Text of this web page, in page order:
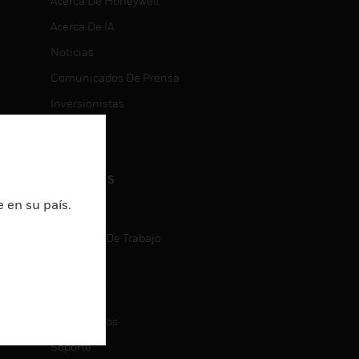
Acerca De IA
Noticias
Comunicados De Prensa
Inversionistas
CARRERAS
Carreras
Búsqueda De Trabajo
CONTACT
Contáctenos
Soporte
en su país.